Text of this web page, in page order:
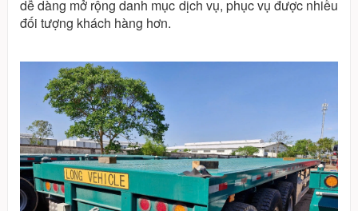
dễ dàng mở rộng danh mục dịch vụ, phục vụ được nhiều
đối tượng khách hàng hơn.